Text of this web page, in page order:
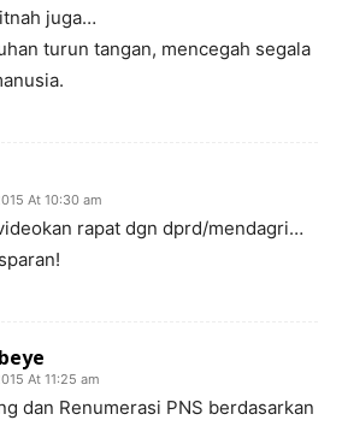
juga…
turun tangan, mencegah segala
At 10:30 am
rapat dgn dprd/mendagri…
At 11:25 am
dan Renumerasi PNS berdasarkan